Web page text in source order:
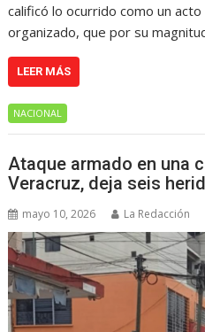
calificó lo ocurrido como un
organizado, que por su
LEER MÁS
NACIONAL
Ataque armado en una
Veracruz, deja seis
mayo 10, 2026 La Redacción